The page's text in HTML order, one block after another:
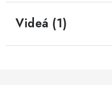
Videá (1)